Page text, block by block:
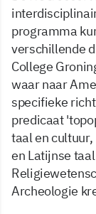
programma
verschillende
College
waar naar
specifieke
predicaat
taal en
en Latijnse
Archeologie